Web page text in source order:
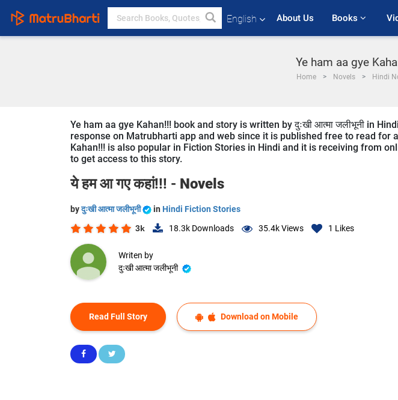
English About Us Books
Ye ham aa gye
Home Novels Hindi
Ye ham aa gye Kahan!!! book and story is written by दुःखी आत्मा जलीभूनी in
response on Matrubharti app and web since it is published free to read for
Kahan!!! is also popular in Fiction Stories in Hindi and it is receiving from
to get access to this story.
ये हम आ गए कहां!!! - Novels
byदुःखी आत्मा जलीभूनी in Hindi Fiction Stories
3k 18.3k Downloads 35.4kViews 1 Likes
Writen by
दुःखी आत्मा जलीभूनी
Read Full Story Download on Mobile